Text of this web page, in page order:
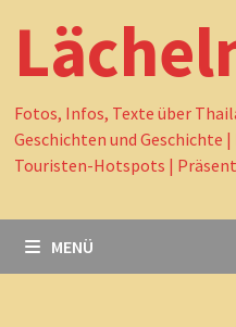
Fotos, Infos, Texte über
Geschichten und Geschichte
Touristen-Hotspots |
MENÜ